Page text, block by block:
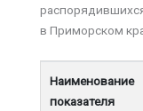
в Приморском
Наименование
показателя